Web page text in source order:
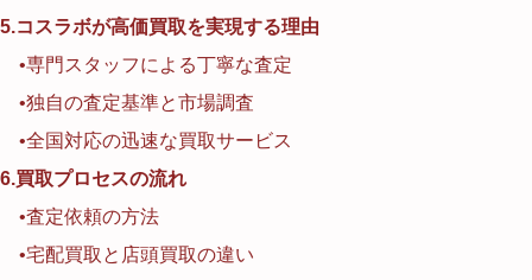
5.コスラボが高価買取を実現する理由
•専門スタッフによる丁寧な査定
•独自の査定基準と市場調査
•全国対応の迅速な買取サービス
6.買取プロセスの流れ
•査定依頼の方法
•宅配買取と店頭買取の違い